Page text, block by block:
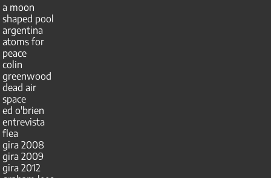
a moon
shaped pool
argentina
atoms for
peace
colin
greenwood
dead air
space
ed o'brien
entrevista
flea
gira 2008
gira 2009
gira 2012